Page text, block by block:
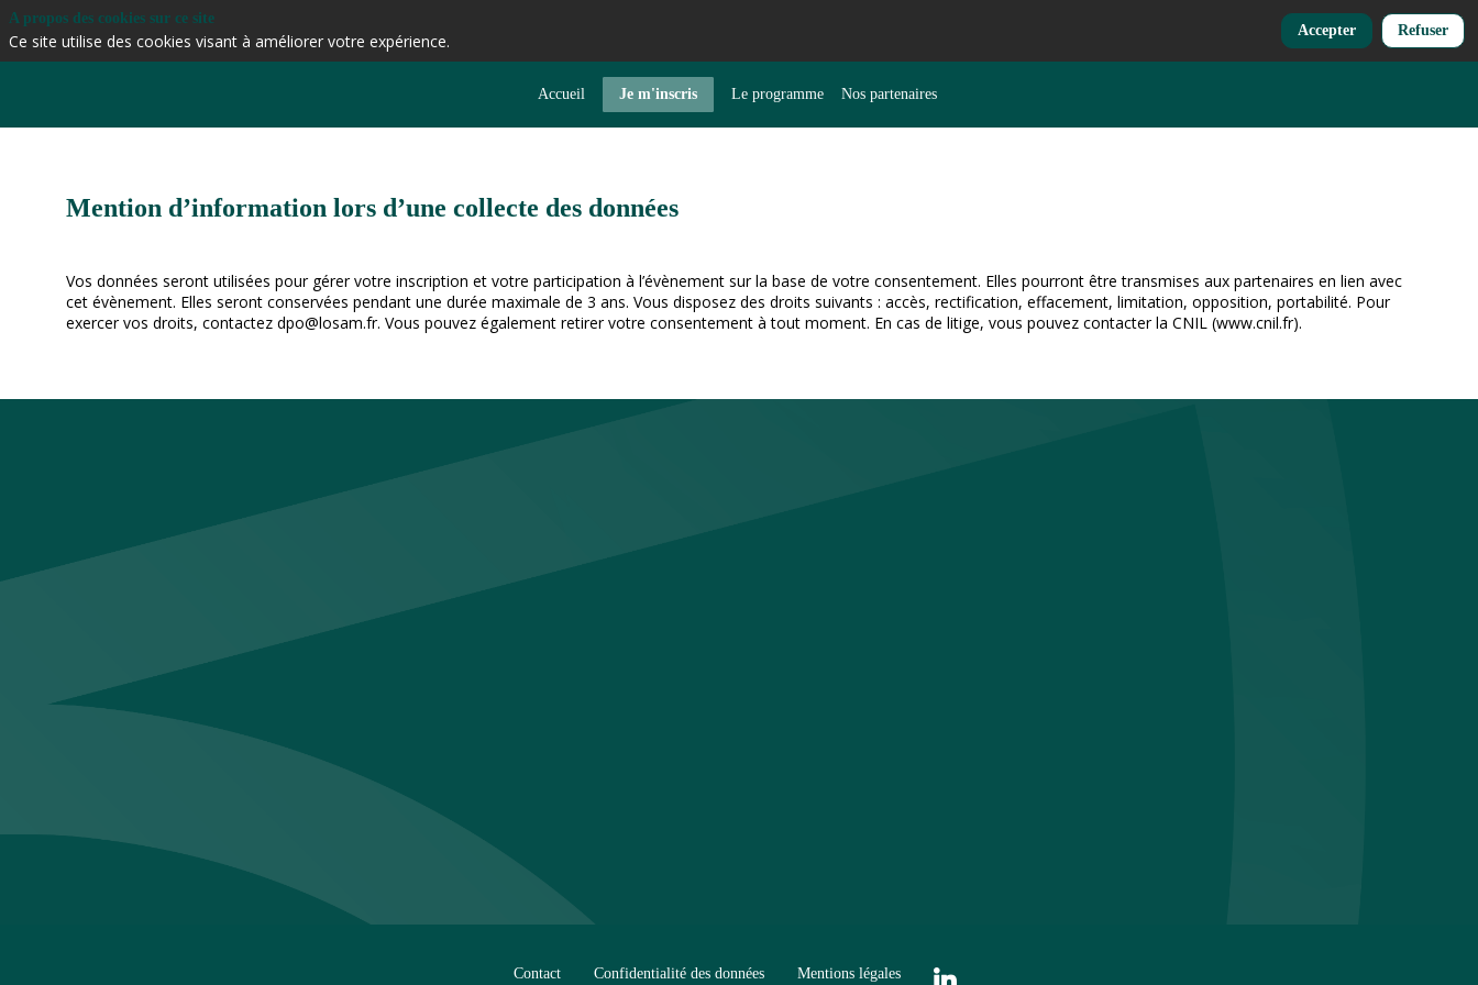
Accueil Je m'inscris Le programme Nos partenaires
Mention d’information lors d’une collecte des données
Vos données seront utilisées pour gérer votre inscription et votre participation à l’évènement sur la base de votre consentement. Elles pourront être transmises aux partenaires en lien avec
cet évènement. Elles seront conservées pendant une durée maximale de 3 ans. Vous disposez des droits suivants : accès, rectification, effacement, limitation, opposition, portabilité. Pour
exercer vos droits, contactez dpo@losam.fr. Vous pouvez également retirer votre consentement à tout moment. En cas de litige, vous pouvez contacter la CNIL (www.cnil.fr).
Contact Confidentialité des données Mentions légales
A propos des cookies sur ce site
Ce site utilise des cookies visant à améliorer votre expérience.
Accepter Refuser